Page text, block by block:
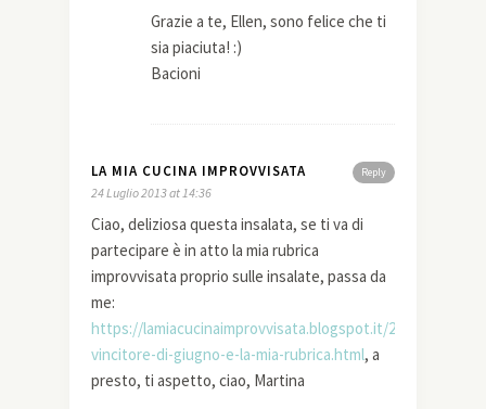
Grazie a te, Ellen, sono felice che ti
sia piaciuta! :)
Bacioni
Reply
LA MIA CUCINA IMPROVVISATA
24 Luglio 2013 at 14:36
Ciao, deliziosa questa insalata, se ti va di
partecipare è in atto la mia rubrica
improvvisata proprio sulle insalate, passa da
me:
https://lamiacucinaimprovvisata.blogspot.it/2013/07/il-
vincitore-di-giugno-e-la-mia-rubrica.html, a
presto, ti aspetto, ciao, Martina